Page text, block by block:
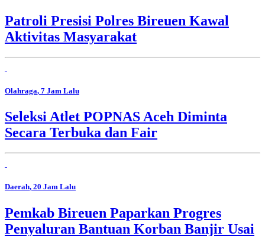
Patroli Presisi Polres Bireuen Kawal
Aktivitas Masyarakat
Olahraga, 7 Jam Lalu
Seleksi Atlet POPNAS Aceh Diminta
Secara Terbuka dan Fair
Daerah, 20 Jam Lalu
Pemkab Bireuen Paparkan Progres
Penyaluran Bantuan Korban Banjir Usai